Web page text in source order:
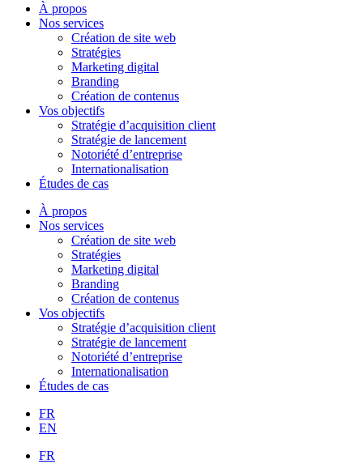
À propos
Nos services
Création de site web
Stratégies
Marketing digital
Branding
Création de contenus
Vos objectifs
Stratégie d’acquisition client
Stratégie de lancement
Notoriété d’entreprise
Internationalisation
Études de cas
À propos
Nos services
Création de site web
Stratégies
Marketing digital
Branding
Création de contenus
Vos objectifs
Stratégie d’acquisition client
Stratégie de lancement
Notoriété d’entreprise
Internationalisation
Études de cas
FR
EN
FR